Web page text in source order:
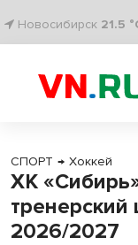
Новосибирск 21.5
СПОРТ → Хоккей
ХК
2026/2027